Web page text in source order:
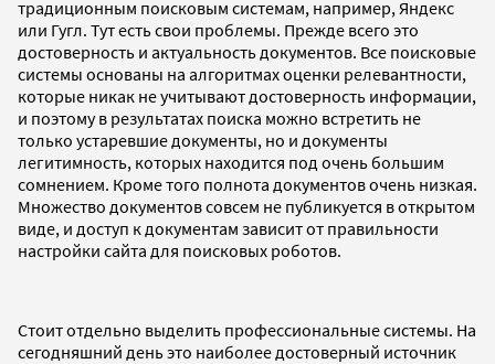
традиционным поисковым системам, например, Яндекс
или Гугл. Тут есть свои проблемы. Прежде всего это
достоверность и актуальность документов. Все поисковые
системы основаны на алгоритмах оценки релевантности,
которые никак не учитывают достоверность информации,
и поэтому в результатах поиска можно встретить не
только устаревшие документы, но и документы
легитимность, которых находится под очень большим
сомнением. Кроме того полнота документов очень низкая.
Множество документов совсем не публикуется в открытом
виде, и доступ к документам зависит от правильности
настройки сайта для поисковых роботов.
Стоит отдельно выделить профессиональные системы. На
сегодняшний день это наиболее достоверный источник